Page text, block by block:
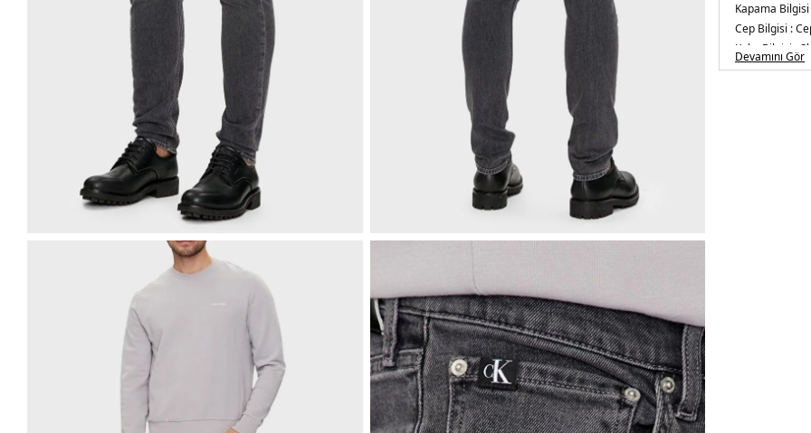
Kapama Bilgisi
Cep Bilgisi :
Kalıp Bilgisi :
Detay :
Devamını Gör